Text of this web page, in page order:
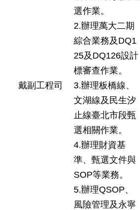
戴副工程司
選作業。
2.辦理萬大二期
綜合業務及DQ1
25及DQ126設計
標審查作業。
3.辦理板橋線、
文湖線及民生汐
止線臺北市段甄
選相關作業。
4.辦理財資基
準、甄選文件與
SOP等業務。
5.辦理QSOP、
風險管理及永寧